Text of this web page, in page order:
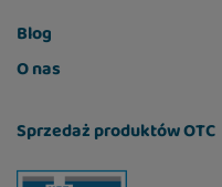
Blog
O nas
Sprzedaż produktów OTC